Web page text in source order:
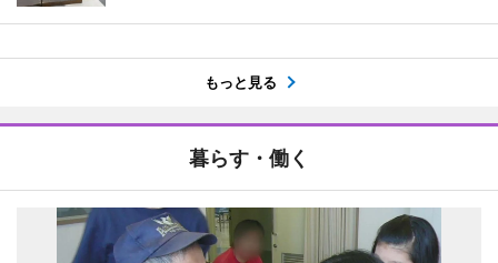
もっと見る
暮らす・働く